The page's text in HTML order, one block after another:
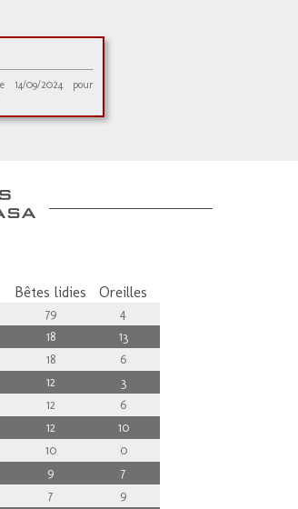
14/09/2024 pour
Bêtes lidies Oreilles
79
4
18
13
18
6
12
3
12
6
12
10
10
0
9
7
7 9